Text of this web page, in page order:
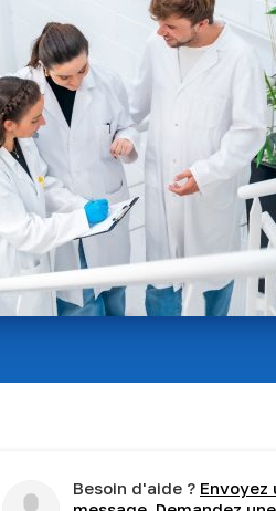
Besoin d'aide ? Envoyez